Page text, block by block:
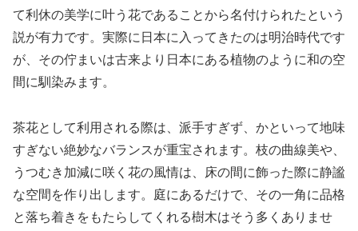
て利休の美学に叶う花であることから名付けられたという
説が有力です。実際に日本に入ってきたのは明治時代です
が、その佇まいは古来より日本にある植物のように和の空
間に馴染みます。
茶花として利用される際は、派手すぎず、かといって地味
すぎない絶妙なバランスが重宝されます。枝の曲線美や、
うつむき加減に咲く花の風情は、床の間に飾った際に静謐
な空間を作り出します。庭にあるだけで、その一角に品格
と落ち着きをもたらしてくれる樹木はそう多くありませ